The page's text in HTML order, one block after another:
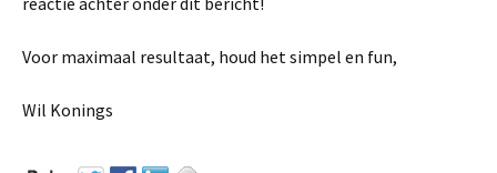
Voor maximaal resultaat, houd het simpel en fun,
Wil Konings